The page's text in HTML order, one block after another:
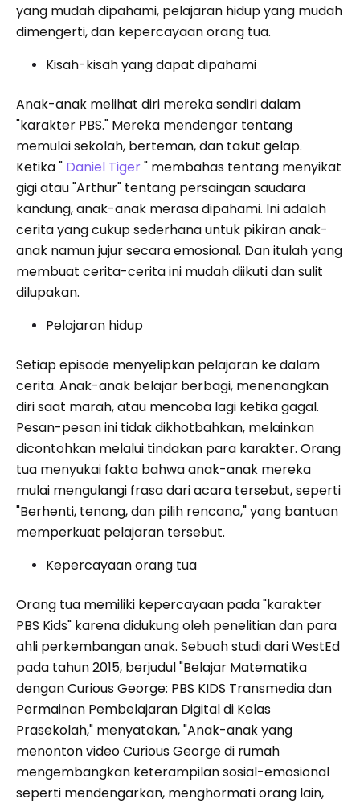
yang mudah dipahami, pelajaran hidup yang mudah
dimengerti, dan kepercayaan orang tua.
Kisah-kisah yang dapat dipahami
Anak-anak melihat diri mereka sendiri dalam
"karakter PBS." Mereka mendengar tentang
memulai sekolah, berteman, dan takut gelap.
Ketika " Daniel Tiger" membahas tentang menyikat
gigi atau "Arthur" tentang persaingan saudara
kandung, anak-anak merasa dipahami. Ini adalah
cerita yang cukup sederhana untuk pikiran anak-
anak namun jujur ​​secara emosional. Dan itulah yang
membuat cerita-cerita ini mudah diikuti dan sulit
dilupakan.
Pelajaran hidup
Setiap episode menyelipkan pelajaran ke dalam
cerita. Anak-anak belajar berbagi, menenangkan
diri saat marah, atau mencoba lagi ketika gagal.
Pesan-pesan ini tidak dikhotbahkan, melainkan
dicontohkan melalui tindakan para karakter. Orang
tua menyukai fakta bahwa anak-anak mereka
mulai mengulangi frasa dari acara tersebut, seperti
"Berhenti, tenang, dan pilih rencana," yang bantuan
memperkuat pelajaran tersebut.
Kepercayaan orang tua
Orang tua memiliki kepercayaan pada "karakter
PBS Kids" karena didukung oleh penelitian dan para
ahli perkembangan anak. Sebuah studi dari WestEd
pada tahun 2015, berjudul "Belajar Matematika
dengan Curious George: PBS KIDS Transmedia dan
Permainan Pembelajaran Digital di Kelas
Prasekolah," menyatakan, "Anak-anak yang
menonton video Curious George di rumah
mengembangkan keterampilan sosial-emosional
seperti mendengarkan, menghormati orang lain,